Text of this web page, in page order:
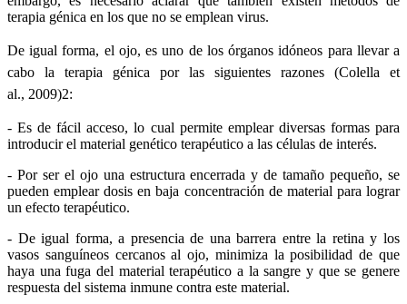
terapia génica en los que no se emplean virus.
Deigual forma, el ojo,es uno de losórganos idóneos para llevara
cabo la terapia génica por las siguientes razones (Colella
et
al., 2009)2:
- Es de fácil acceso, lo cual permite emplear diversas formas para
introducir el material genético terapéutico a las células de interés.
- Por ser el ojo una estructura encerrada y de tamaño pequeño, se
pueden emplear dosis en baja concentración de material para lograr
un efecto terapéutico.
- De igual forma, a presencia de una barrera entre la retina y los
vasos sanguíneos cercanos al ojo, minimiza la posibilidad de que
haya una fuga del material terapéutico a la sangre y que se genere
respuesta del sistema inmune contra este material.